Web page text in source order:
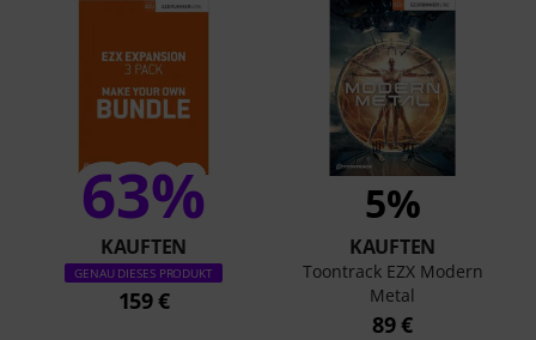
63%
KAUFTEN
GENAU DIESES PRODUKT
159 €
5%
KAUFTEN
Toontrack EZX Modern
Metal
89 €